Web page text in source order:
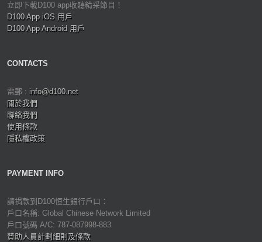
立即下載D100 app收聽精采節目！
D100 App iOS 用戶
D100 App Android 用戶
CONTACTS
電郵 : info@d100.net
關於我們
聯絡我們
使用條款
隱私權政策
PAYMENT INFO
請捐款到D100恒生銀行戶口：
戶口名稱: Global Chinese Network Limited
戶口號碼 A/C: 787-087998-883
贊助人員計劃細則及條款